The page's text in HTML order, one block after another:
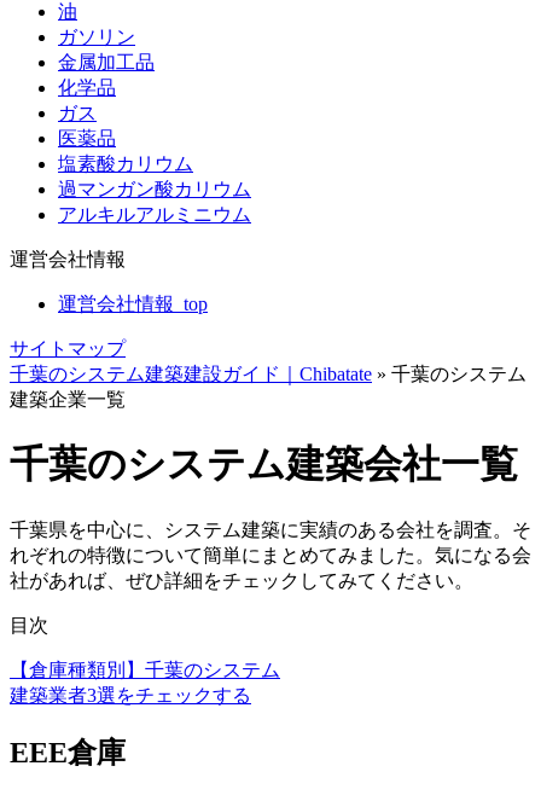
油
ガソリン
金属加工品
化学品
ガス
医薬品
塩素酸カリウム
過マンガン酸カリウム
アルキルアルミニウム
運営会社情報
運営会社情報_top
サイトマップ
千葉のシステム建築建設ガイド｜Chibatate » 千葉のシステム
建築企業一覧
千葉のシステム建築会社一覧
千葉県を中心に、システム建築に実績のある会社を調査。そ
れぞれの特徴について簡単にまとめてみました。気になる会
社があれば、ぜひ詳細をチェックしてみてください。
目次
【倉庫種類別】千葉のシステム
建築業者3選をチェックする
EEE倉庫